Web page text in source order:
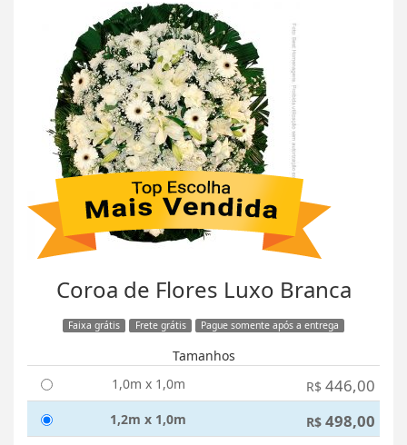
Coroa de Flores Luxo Branca
Faixa grátis Frete grátis Pague somente após a entrega
Tamanhos
1,0m x 1,0m
R$ 446,00
1,2m x 1,0m R$ 498,00